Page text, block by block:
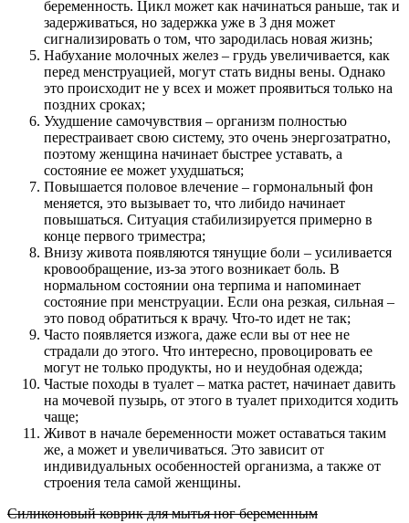
беременность. Цикл может как начинаться раньше, так и
задерживаться, но задержка уже в 3 дня может
сигнализировать о том, что зародилась новая жизнь;
Набухание молочных желез – грудь увеличивается, как
перед менструацией, могут стать видны вены. Однако
это происходит не у всех и может проявиться только на
поздних сроках;
Ухудшение самочувствия – организм полностью
перестраивает свою систему, это очень энергозатратно,
поэтому женщина начинает быстрее уставать, а
состояние ее может ухудшаться;
Повышается половое влечение – гормональный фон
меняется, это вызывает то, что либидо начинает
повышаться. Ситуация стабилизируется примерно в
конце первого триместра;
Внизу живота появляются тянущие боли – усиливается
кровообращение, из-за этого возникает боль. В
нормальном состоянии она терпима и напоминает
состояние при менструации. Если она резкая, сильная –
это повод обратиться к врачу. Что-то идет не так;
Часто появляется изжога, даже если вы от нее не
страдали до этого. Что интересно, провоцировать ее
могут не только продукты, но и неудобная одежда;
Частые походы в туалет – матка растет, начинает давить
на мочевой пузырь, от этого в туалет приходится ходить
чаще;
Живот в начале беременности может оставаться таким
же, а может и увеличиваться. Это зависит от
индивидуальных особенностей организма, а также от
строения тела самой женщины.
Силиконовый коврик для мытья ног беременным